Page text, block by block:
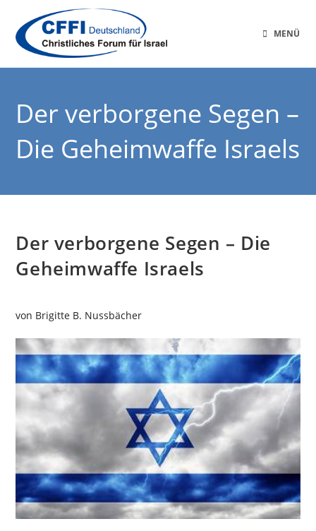
MENÜ
Der verborgene Segen –
Die Geheimwaffe Israels
Der verborgene Segen – Die
Geheimwaffe Israels
von Brigitte B. Nussbächer